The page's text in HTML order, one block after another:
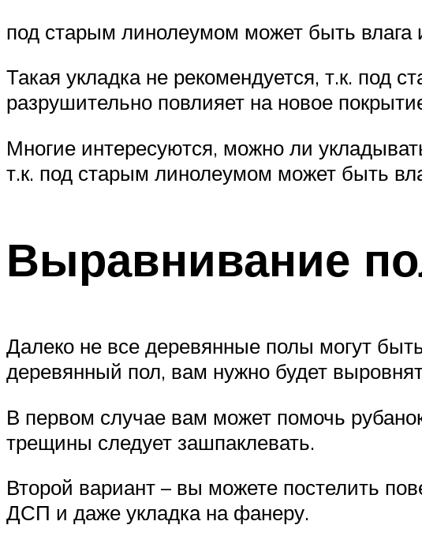
под старым линолеумом может быть влага
Такая укладка не рекомендуется, т.к. под
разрушительно повлияет на новое
Многие интересуются, можно ли
т.к. под старым линолеумом может быть
Выравнивание
Далеко не все деревянные полы могут
деревянный пол, вам нужно будет
В первом случае вам может помочь
трещины следует зашпаклевать.
Второй вариант – вы можете постелить
ДСП и даже укладка на фанеру.